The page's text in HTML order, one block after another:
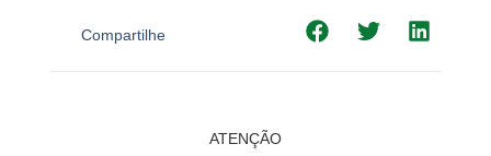
Compartilhe
ATENÇÃO